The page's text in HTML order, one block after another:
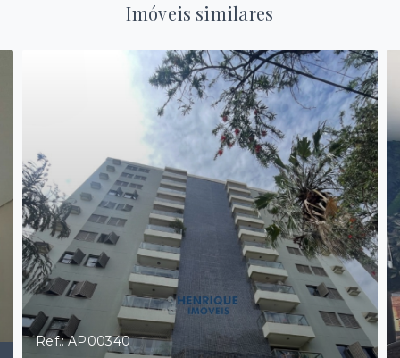
Imóveis similares
Ref.: AP00340